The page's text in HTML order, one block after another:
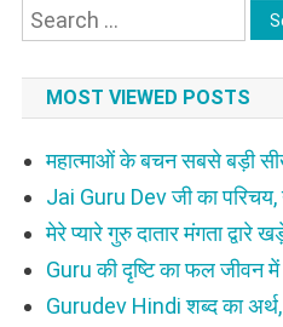
Search
MOST VIEWED POSTS
महात्माओं के बचन सबसे बड़ी
Jai Guru Dev जी का परिचय,
मेरे प्यारे गुरु दातार मंगता द्वारे
Guru की दृष्टि का फल जीवन
Gurudev Hindi शब्द का